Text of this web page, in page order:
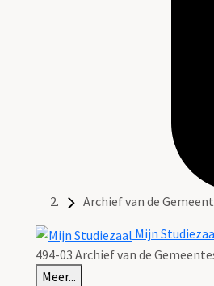
Archief van de
Mijn
494-03 Archief van de
Meer...